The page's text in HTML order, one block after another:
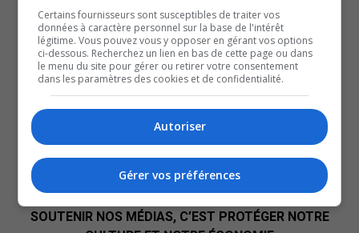
hausse notamment par l’augmentation du taux directeur,
qui a atteint un sommet à 4.25 % depuis 2008.
Pour une maison de 277 000 dollars, le propriétaire va
payer 192 dollars de plus que l’an dernier.
QUESTION DU JOUR
Commentaires
SOUTENIR NOS MÉDIAS, C’EST PROTÉGER NOTRE
Certains fournisseurs sont susceptibles de traiter vos
données à caractère personnel sur la base de l'intérêt
légitime. Vous pouvez vous y opposer en gérant vos options
ci-dessous. Recherchez un lien en bas de cette page ou dans
le menu du site pour gérer ou retirer votre consentement
dans les paramètres des cookies et de confidentialité.
Autoriser
Gérer vos préférences